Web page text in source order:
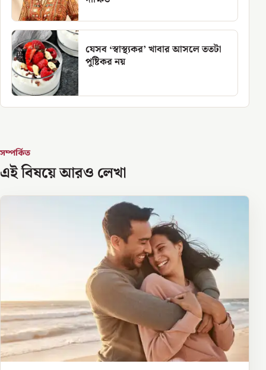
যেসব ‘স্বাস্থ্যকর’ খাবার আসলে ততটা
পুষ্টিকর নয়
সম্পর্কিত
এই বিষয়ে আরও লেখা